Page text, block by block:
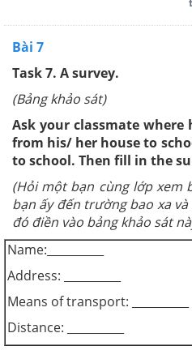
Bài 7
Task 7. A survey.
(Bảng khảo sát)
Ask your classmate
from his/ her house to
to school. Then fill in the
(Hỏi một bạn cùng lớp xem
bạn ấy đến trường bao xa
đó điền vào bảng khảo sát
Name:__________
Address: __________
Means of transport: __________
Distance: __________